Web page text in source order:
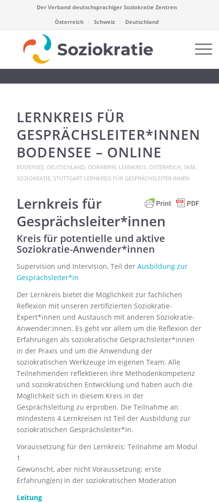
Der Verband deutschsprachiger Soziokratie Zentren
Österreich
Schweiz Deutschland
LERNKREIS FÜR
GESPRÄCHSLEITER*INNEN
BODENSEE – ONLINE
BODENSEE, DEUTSCHLAND, DORNBIRN, LERNKREIS, ÖSTERREICH, SKM,
SOZIOKRATIE, STUTTGART LERNKREIS FÜR GESPRÄCHSLEITER:INNEN
Lernkreis für
Gesprächsleiter*innen
Kreis für potentielle und aktive
Soziokratie-Anwender*innen
Supervision und Intervision, Teil der Ausbildung zur
Gesprächsleiter*in
Der Lernkreis bietet die Möglichkeit zur fachlichen
Reflexion mit unseren zertifizierten Soziokratie-
Expert*innen und Austausch mit anderen Soziokratie-
Anwender:innen. Es geht vor allem um die Reflexion der
Erfahrungen als soziokratische Gesprächsleiter*innen
in der Praxis und um die Anwendung der
soziokratischen Werkzeuge im eigenen Team. Alle
Teilnehmenden reflektieren ihre Methodenkompetenz
und soziokratischen Entwicklung und haben auch die
Möglichkeit sich in diesem Kreis in der
Gesprächsleitung zu erproben. Die Teilnahme an
mindestens 4 Lernkreisen ist Teil der Ausbildung zur
soziokratischen Gesprächsleiter*in.
Voraussetzung für den Lernkreis: Teilnahme am Modul
1
Gewünscht, aber nicht Voraussetzung: erste
Erfahrung(en) in der soziokratischen Moderation
Leitung